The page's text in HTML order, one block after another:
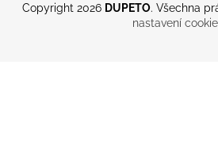
Copyright 2026 DUPETO. Všechna
nastavení